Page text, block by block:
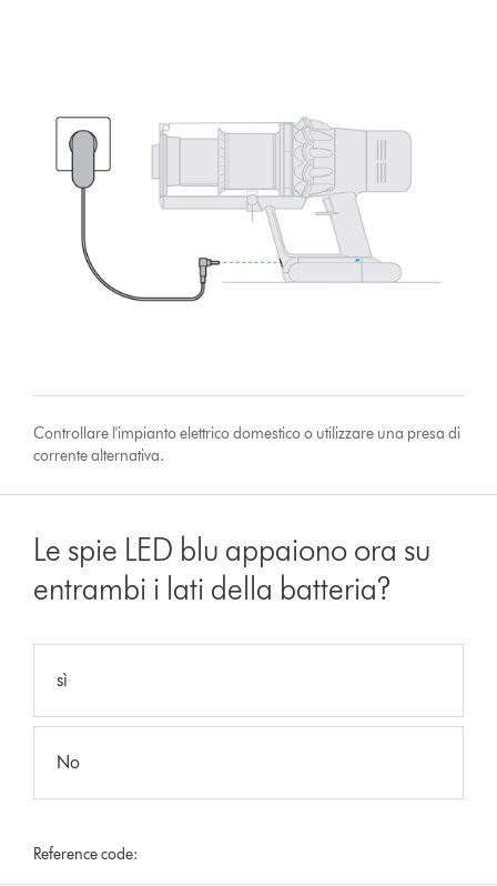
Controllare l'impianto elettrico domestico o utilizzare una presa di
corrente alternativa.
Le spie LED blu appaiono ora su
entrambi i lati della batteria?
sì
No
Reference code: